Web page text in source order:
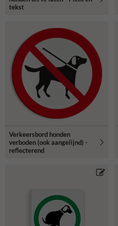
tekst
Verkeersbord honden
verboden (ook aangelijnd) -
reflecterend